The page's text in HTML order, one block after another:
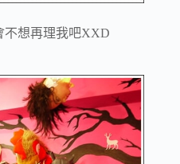
想再理我吧XXD